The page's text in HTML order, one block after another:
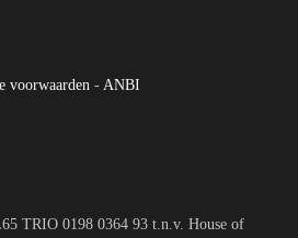
voorwaarden - ANBI
TRIO 0198 0364 93 t.n.v. House of